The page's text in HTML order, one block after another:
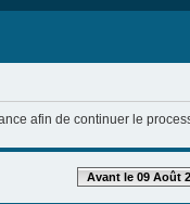
afin de continuer le
Avant le 09 Août